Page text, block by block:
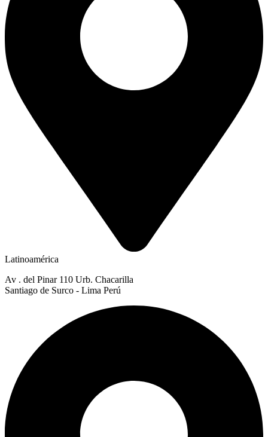
Latinoamérica
Av . del Pinar 110 Urb. Chacarilla
Santiago de Surco - Lima Perú